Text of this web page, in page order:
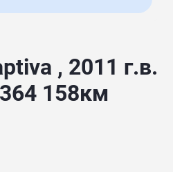
, 2011 г.в.
158км